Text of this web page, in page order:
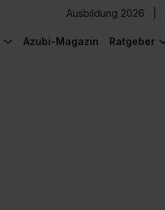
Ausbildung 2026
Azubi-Magazin Ratgeber